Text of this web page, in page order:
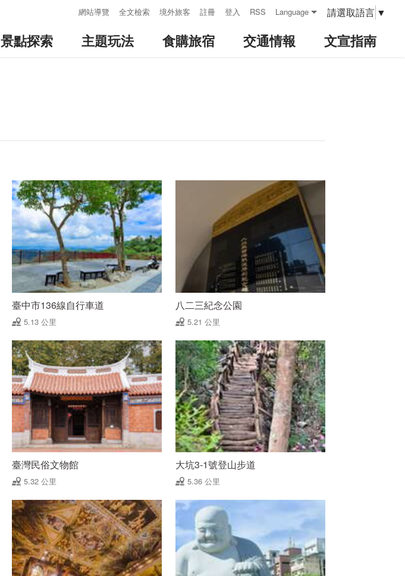
網站導覽 全文檢索 境外旅客 註冊 登入 RSS Language 請選取語言 ▼
景點探索 主題玩法 食購旅宿 交通情報 文宣指南
臺中市136線自行車道
5.13 公里
八二三紀念公園
5.21 公里
臺灣民俗文物館
5.32 公里
大坑3-1號登山步道
5.36 公里